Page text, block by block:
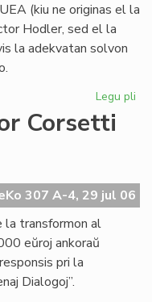
(kiu ne originas el la
Hodler, sed el la
la adekvatan solvon
Legu pli
la
Corsetti
307 A-4, 29 jul 06
la transformon al
eŭroj ankoraŭ
pri la
Dialogoj”.